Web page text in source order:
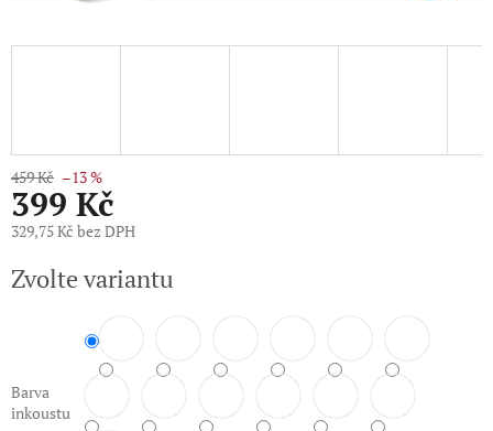
459 Kč –13 %
399 Kč
329,75 Kč bez DPH
cena:
Zvolte variantu
Barva
inkoustu